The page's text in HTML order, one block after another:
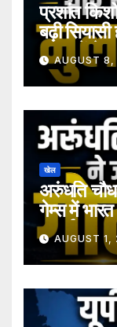
प्रशांत
बढ़ी
अटकलें तेज
AUGUST
खेल
अरुंधति
गेम्स में
प्रदर्शन
AUGUST 1,